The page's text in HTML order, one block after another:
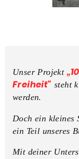
Unser Projekt
Freiheit“ steht
werden.
Doch ein kleines
ein Teil unseres
Mit deiner